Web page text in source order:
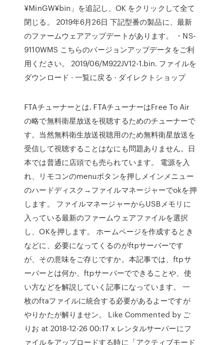
¥MinGW¥bin」を追記し、OK をクリックして全て
閉じる。 2019年6月26日 下記型番の製品に、最新
のファームウェアアップデートがあります。 ・NS-
9110WMS こちらのバージョンアップデータをご利
用ください。 2019/06/M922JV12-1.bin. ファイルを
ダウンロード · 一覧に戻る · ダイレクトショップ
FTAチューナーとは. FTAチューナーはFree To Air
の略で無料衛星放送を視聴するためのチューナーで
す。当然無料衛生放送視聴用のため無料衛星放送を
受信して視聴することはなにも問題ありません。日
本では普通に店頭でも売られています。 電源を入
れ、リモコンのmenuボタンを押しメインメニュー
のハードディスク→ファイルマネージャーでokを押
します。 ファイルマネージャーからUSBメモリに
入っている最新のファームウェアファイルを選択
し、OKを押します。 ホームページを作成するとき
などに、必要になってくるのがftpサーバーです
が、その意味をご存じですか。本記事では、ftpサ
ーバーとは何か、ftpサーバーでできることや、使
い方などを解説していく記事になっています。 一
枚のftaファイルに統合する必要があるよーですが
やりかたが解りませン。 Like Commented by ご
りお at 2018-12-26 00:17 x レンタルサーバーにフ
ァイルをアップロードする時に「アクティブモード